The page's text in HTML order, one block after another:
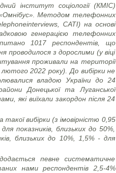
інститут соціології (КМІС)
«Омнібус». Методом телефонних
interviews, CATI) на основі
генерацією телефонних
1017 респондентів, що
проводилося з дорослими (у віці
проживали на території
2022 року). До вибірки не
владою України до 24
Донецької та Луганської
які виїхали закордон після 24
вибірки (з імовірністю 0,95
показників, близьких до 50%,
близьких до 10%, 1,5% - для
певне систематичне
нами респондентів 2,5-4%